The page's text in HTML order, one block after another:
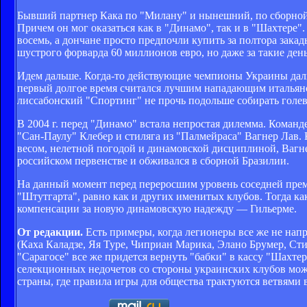
Бывший партнер Кака по "Милану" и нынешний, по сборной
Причем он мог оказаться как в "Динамо", так и в
восемь, а дончане просто предпочли купить за полтора
шустрого форварда 60 миллионов евро, но даже за такие
Идем дальше. Когда-то действующие чемпионы Украины
первый долгое время считался лучшим нападающим
лиссабонский "Спортинг" не прочь подольше собирать
В 2004 г. перед "Динамо" встала непростая дилемма.
"Сан-Паулу" Клебер и стиляга из "Палмейраса" Вагнер
весом, нелетной погодой и динамовской дисциплиной,
российском первенстве и обживался в сборной Бразилии.
На данный момент перед переросшим уровень соседней
"Штутгарта", равно как и других именитых клубов. Тогда
компенсации за новую динамовскую надежду — Гильерме.
От редакции. Есть примеры, когда легионеры все же не
(Каха Каладзе, Яя Туре, Чиприан Марика, Элано Брумер,
"Сарагосе" все же придется вернуть "бабки" в кассу
селекционных недочетов со стороны украинских клубов
страны, где правила игры для общества трактуются ветвями